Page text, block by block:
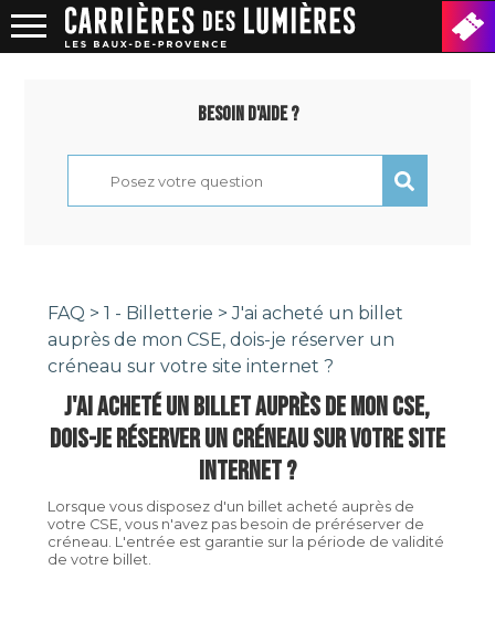
Besoin d'aide ?
FAQ > 1 - Billetterie > J'ai acheté un billet
auprès de mon CSE, dois-je réserver un
créneau sur votre site internet ?
J'AI ACHETÉ UN BILLET AUPRÈS DE MON CSE,
DOIS-JE RÉSERVER UN CRÉNEAU SUR VOTRE SITE
INTERNET ?
Lorsque vous disposez d'un billet acheté auprès de
votre CSE, vous n'avez pas besoin de préréserver de
créneau. L'entrée est garantie sur la période de validité
de votre billet.